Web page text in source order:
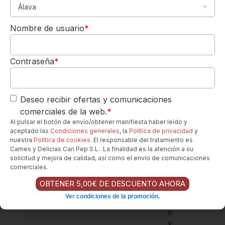
vino a las zonas adecuadas del paladar
para apreciar su textura y complejidad.
Momento Perfecto:Ideal para un
mariscos frescos o pescados nobles, o
en un día soleado o junto al mar.
Can Pep Gourmet Online
¿Necesita ayuda?. Hablenos
por Whatsapp
Los favoritos de nuestros clientes...
o
v
5,00€
DE REGALO
Para tu 1º pedido
Los quiero-->
Nombre de usuario*
Contraseña*
Deseo recibir ofertas y comunicaciones
comerciales de la web.*
Al pulsar el botón de envío/obtener manifiesta haber leído y
aceptado las Condiciones generales, la Política de privacidad y
nuestra Política de cookies. El responsable del tratamiento es
Carnes y Delicias Can Pep S.L.. La finalidad es la atención a su
solicitud y mejora de calidad, así como el envío de comunicaciones
comerciales.
OBTENER 5,00€ DE DESCUENTO AHORA
Ver condiciones de la promoción.